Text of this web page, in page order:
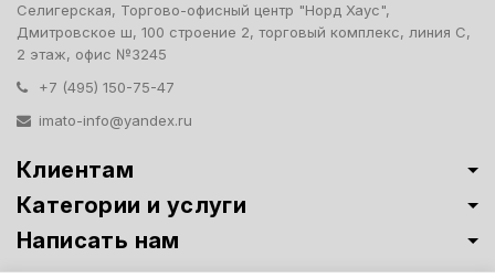
Селигерская, Торгово-офисный центр "Норд Хаус",
Дмитровское ш, 100 строение 2, торговый комплекс, линия С,
2 этаж, офис №3245
+7 (495) 150-75-47
imato-info@yandex.ru
Клиентам
Категории и услуги
Написать нам